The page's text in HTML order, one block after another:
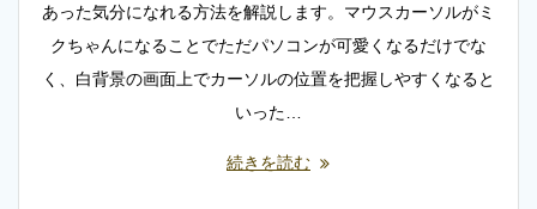
あった気分になれる方法を解説します。マウスカーソルがミ
クちゃんになることでただパソコンが可愛くなるだけでな
く、白背景の画面上でカーソルの位置を把握しやすくなると
いった…
続きを読む